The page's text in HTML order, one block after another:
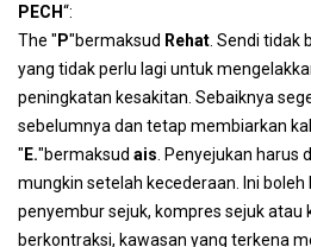
PECH“:
The " P"bermaksud Rehat . Sendi
yang tidak perlu lagi untuk
peningkatan kesakitan. Sebaiknya
sebelumnya dan tetap membiarkan
" E."bermaksud ais . Penyejukan
mungkin setelah kecederaan. Ini
penyembur sejuk, kompres sejuk atau
berkontraksi, kawasan yang terkena